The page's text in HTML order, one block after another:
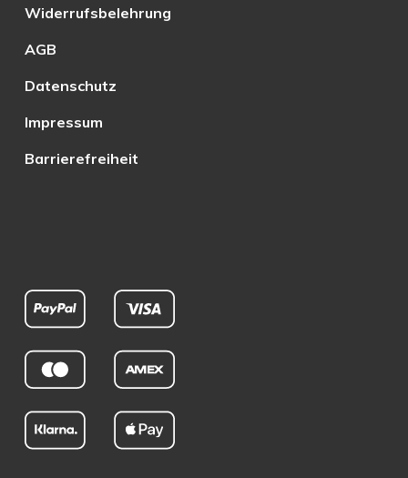
Widerrufsbelehrung
AGB
Datenschutz
Impressum
Barrierefreiheit